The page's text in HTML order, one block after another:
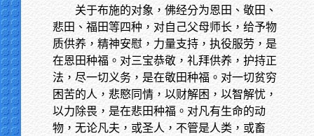
关于布施的对象，佛经分为恩田、敬田、
悲田、福田等四种，对自己父母师长，给予物
质供养，精神安慰，力量支持，执役服劳，是
在恩田种福。对三宝恭敬，礼拜供养，护持正
法，尽一切义务，是在敬田种福。对一切贫穷
困苦的人，悲愍同情，以财解困，以智解忧，
以力除畏，是在悲田种福。对凡有生命的动
物，无论凡夫，或圣人，不管是人类，或畜